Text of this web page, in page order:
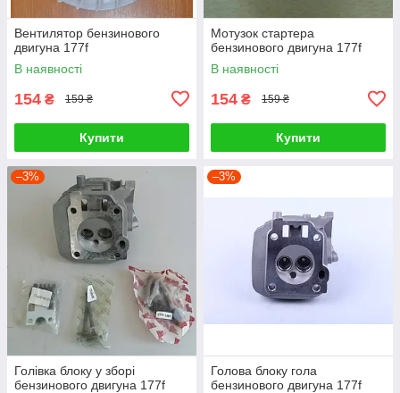
Вентилятор бензинового
двигуна 177f
В наявності
154 ₴ 159 ₴
Купити
Мотузок стартера
бензинового двигуна 177f
В наявності
154 ₴ 159 ₴
Купити
–3%
Голівка блоку у зборі
бензинового двигуна 177f
–3%
Голова блоку гола
бензинового двигуна 177f